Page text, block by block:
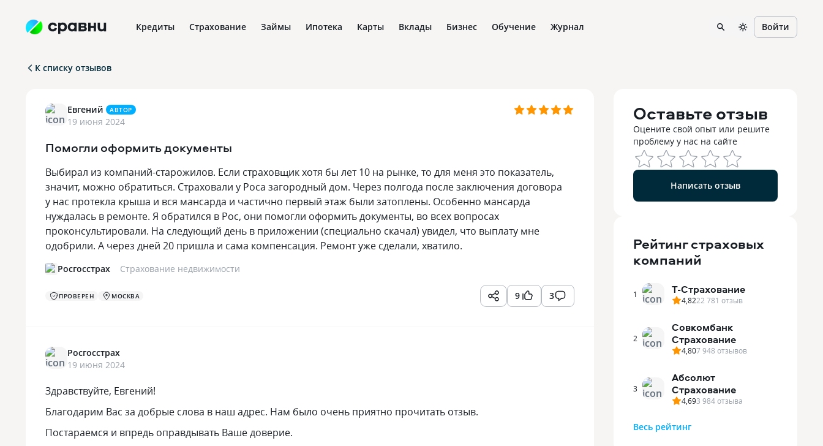
Кредиты Страхование Займы Ипотека Карты Вклады Бизнес Обучение Журнал Войти
К списку отзывов
Евгений АВТОР
19 июня 2024
Помогли оформить документы
Выбирал из компаний-старожилов. Если страховщик хотя бы лет 10 на рынке, то для меня это показатель,
значит, можно обратиться. Страховали у Роса загородный дом. Через полгода после заключения договора
у нас протекла крыша и вся мансарда и частично первый этаж были затоплены. Особенно мансарда
нуждалась в ремонте. Я обратился в Рос, они помогли оформить документы, во всех вопросах
проконсультировали. На следующий день в приложении (специально скачал) увидел, что выплату мне
одобрили. А через дней 20 пришла и сама компенсация. Ремонт уже сделали, хватило.
Росгосстрах Страхование недвижимости
ПРОВЕРЕН МОСКВА 9 3
Росгосстрах
19 июня 2024
Здравствуйте, Евгений!
Благодарим Вас за добрые слова в наш адрес. Нам было очень приятно прочитать отзыв.
Постараемся и впредь оправдывать Ваше доверие.
Оставьте отзыв
Оцените свой опыт или решите
проблему у нас на сайте
Написать отзыв
Рейтингстраховых
компаний
1 Т-Страхование
4,8222 781 отзыв
2
Совкомбанк
Страхование
4,807 948 отзывов
3
Абсолют
Страхование
4,693 984отзыва
Весь рейтинг